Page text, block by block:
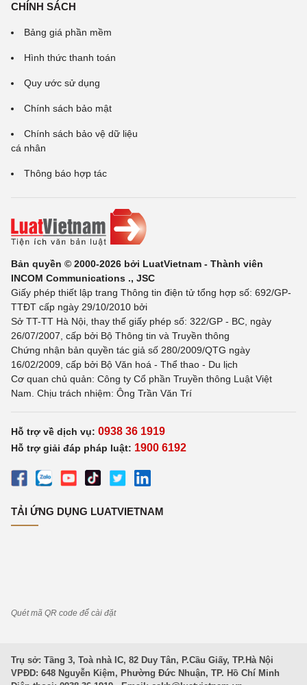
CHÍNH SÁCH
Bảng giá phần mềm
Hình thức thanh toán
Quy ước sử dụng
Chính sách bảo mật
Chính sách bảo vệ dữ liệu
cá nhân
Thông báo hợp tác
Bản quyền © 2000-2026 bởi LuatVietnam - Thành viên
INCOM Communications ., JSC
Giấy phép thiết lập trang Thông tin điện tử tổng hợp số: 692/GP-
TTĐT cấp ngày 29/10/2010 bởi
Sở TT-TT Hà Nội, thay thế giấy phép số: 322/GP - BC, ngày
26/07/2007, cấp bởi Bộ Thông tin và Truyền thông
Chứng nhận bản quyền tác giả số 280/2009/QTG ngày
16/02/2009, cấp bởi Bộ Văn hoá - Thể thao - Du lịch
Cơ quan chủ quản: Công ty Cổ phần Truyền thông Luật Việt
Nam. Chịu trách nhiệm: Ông Trần Văn Trí
Hỗ trợ về dịch vụ: 0938 36 1919
Hỗ trợ giải đáp pháp luật: 1900 6192
TẢI ỨNG DỤNG LUATVIETNAM
Quét mã QR code để cài đặt
Trụ sở: Tầng 3, Toà nhà IC, 82 Duy Tân, P.Cầu Giấy, TP.Hà Nội
VPĐD: 648 Nguyễn Kiệm, Phường Đức Nhuận, TP. Hồ Chí Minh